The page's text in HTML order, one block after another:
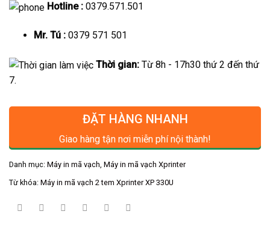
Hotline : 0379.571.501
Mr. Tú :0379 571 501
Thời gian: Từ 8h - 17h30 thứ 2 đến thứ
7.
ĐẶT HÀNG NHANH
Giao hàng tận nơi miễn phí nội thành!
Danh mục: Máy in mã vạch Máy in mã vạch Xprinter
Từ khóa: Máy in mã vạch 2 tem Xprinter XP 330U